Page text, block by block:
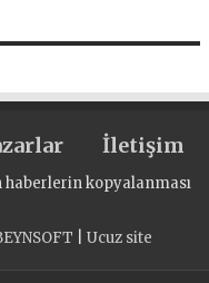
İletişim
kopyalanması
Ucuz site